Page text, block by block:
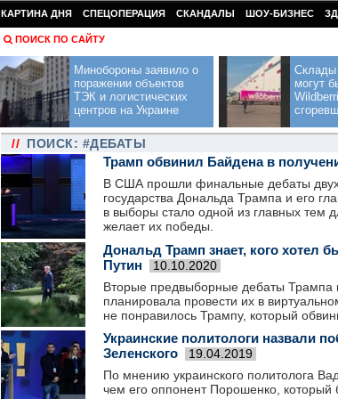
КАРТИНА ДНЯ СПЕЦОПЕРАЦИЯ СКАНДАЛЫ ШОУ-БИЗНЕС
ПОИСК ПО САЙТУ
Минобороны заявило о
поражении объектов
ТЭК и логистических
центров на Украине
Склады
могут
// ПОИСК: #ДЕБАТЫ
Трамп обвинил Байдена в
В США прошли финальные дебаты
государства Дональда Трампа и его
в выборы стало одной из главных тем
желает их победы.
Дональд Трамп знает, кого
Путин
10.10.2020
Вторые предвыборные дебаты Трампа
планировала провести их в
не понравилось Трампу, который
Украинские политологи назвали
Зеленского
19.04.2019
По мнению украинского политолога
чем его оппонент Порошенко,